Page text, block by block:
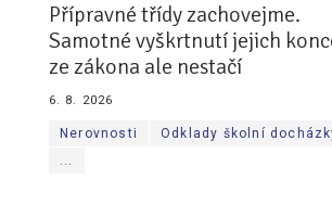
Přípravné třídy zachovejme.
Samotné vyškrtnutí jejich
ze zákona ale nestačí
6. 8. 2026
Nerovnosti
Odklady školní
...